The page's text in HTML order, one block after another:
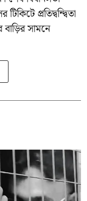
প্রতিদ্বন্দ্বিতা
বাড়ির সামনে